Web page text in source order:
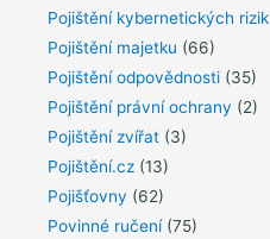
Pojištění kybernetických rizik
Pojištění majetku (66)
Pojištění odpovědnosti (35)
Pojištění právní ochrany (2)
Pojištění zvířat (3)
Pojištění.cz (13)
Pojišťovny (62)
Povinné ručení(75)